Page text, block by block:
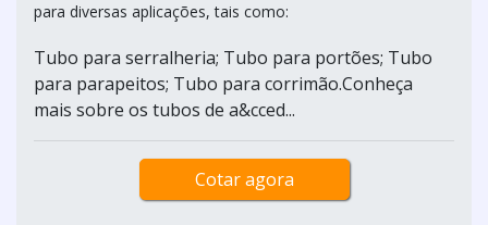
para diversas aplicações, tais como:
Tubo para serralheria; Tubo para portões; Tubo
para parapeitos; Tubo para corrimão.Conheça
mais sobre os tubos de a&cced...
Cotar agora